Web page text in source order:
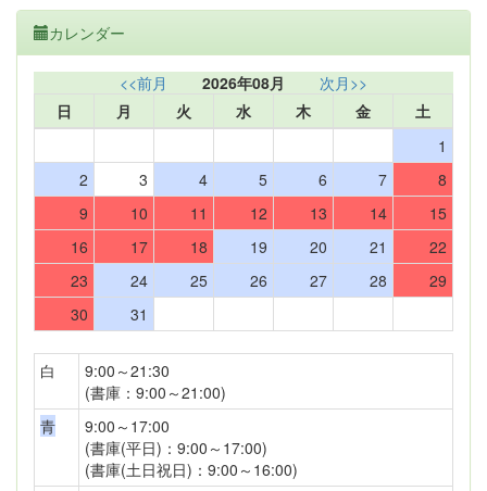
カレンダー
<<前月 2026年08月
次月>>
日
月 火 水 木 金
土
1
2
3 4 5 6 7
8
9
10 11 12 13 14
15
16
17 18 19 20 21
22
23
24 25 26 27 28
29
30
31
白
9:00～21:30
(書庫：9:00～21:00)
青
9:00～17:00
(書庫(平日)：9:00～17:00)
(書庫(土日祝日)：9:00～16:00)